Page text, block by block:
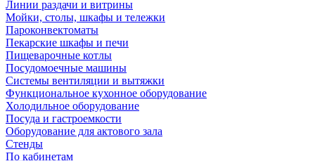
Линии раздачи и витрины
Мойки, столы, шкафы и тележки
Пароконвектоматы
Пекарские шкафы и печи
Пищеварочные котлы
Посудомоечные машины
Системы вентиляции и вытяжки
Функциональное кухонное оборудование
Холодильное оборудование
Посуда и гастроемкости
Оборудование для актового зала
Стенды
По кабинетам